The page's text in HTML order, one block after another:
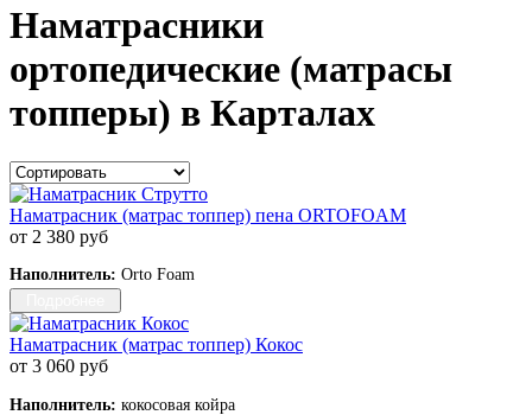
Наматрасники
ортопедические (матрасы
топперы) в Карталах
Наматрасник (матрас топпер) пена ORTOFOAM
от 2 380 руб
Наполнитель: Orto Foam
Наматрасник (матрас топпер) Кокос
от 3 060 руб
Наполнитель: кокосовая койра